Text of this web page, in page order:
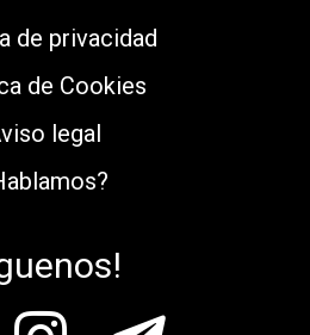
de privacidad
de Cookies
legal